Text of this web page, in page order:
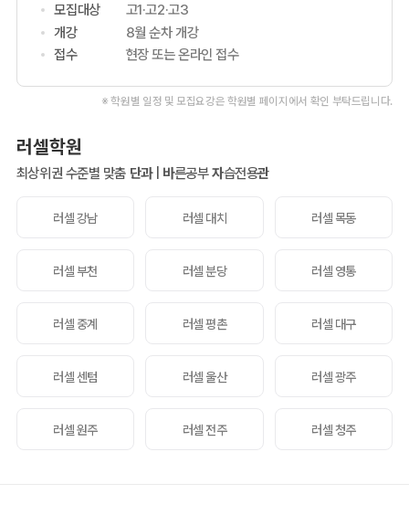
모집대상
고1·고2·고3
개강
8월 순차 개강
접수
현장 또는 온라인 접수
※ 학원별 일정 및 모집요강은 학원별 페이지에서 확인 부탁드립니다.
러셀학원
최상위권 수준별 맞춤 단과| 바른공부자습전용관
러셀 강남 러셀 대치 러셀 목동
러셀 부천 러셀 분당 러셀 영통
러셀 중계 러셀 평촌 러셀 대구
러셀 센텀 러셀 울산 러셀 광주
러셀 원주 러셀 전주 러셀 청주